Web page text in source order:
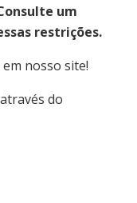
um
restrições.
nosso site!
do